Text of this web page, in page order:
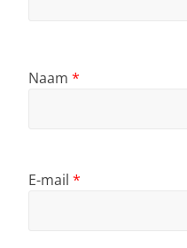
Naam *
E-mail *